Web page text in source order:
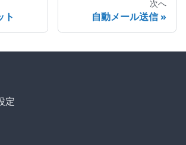
ト
次へ
自動メール送信
定